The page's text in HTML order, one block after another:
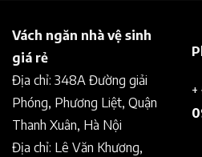
Vách ngăn nhà vệ sinh
giá rẻ
Địa chỉ: 348A Đường giải
Phóng, Phương Liệt, Quận
Thanh Xuân, Hà Nội
Địa chỉ: Lê Văn Khương,
+